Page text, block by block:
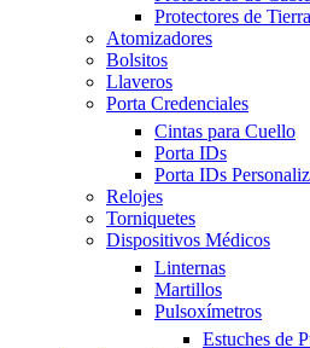
Protectores de Tierra
Atomizadores
Bolsitos
Llaveros
Porta Credenciales
Cintas para Cuello
Porta IDs
Porta IDs
Relojes
Torniquetes
Dispositivos Médicos
Linternas
Martillos
Pulsoxímetros
Estuches de